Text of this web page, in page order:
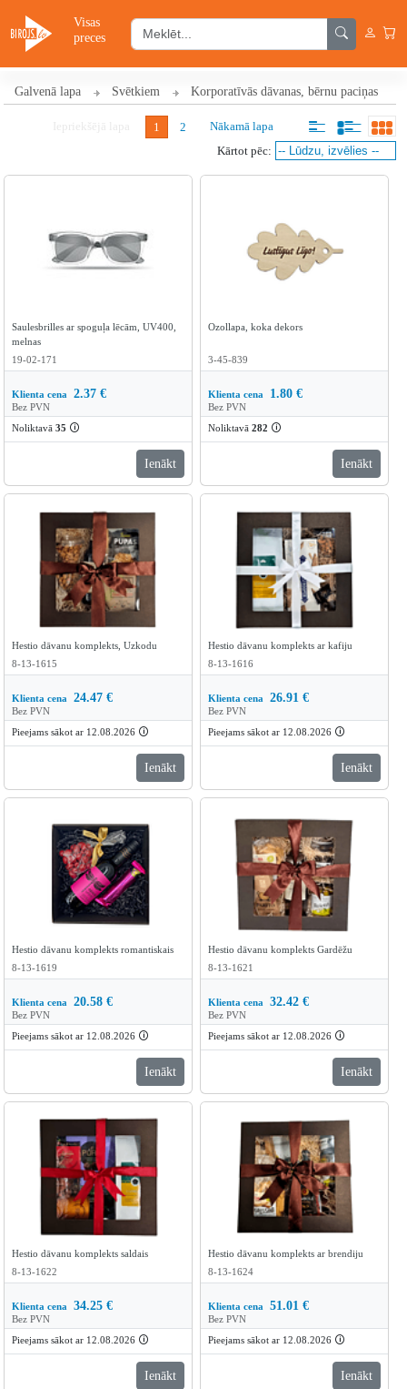
Visas
preces
Galvenā lapa Svētkiem Korporatīvās dāvanas, bērnu paciņas
1 2
Nākamā lapa
Kārtot pēc:
Saulesbrilles ar spoguļa lēcām, UV400,
melnas
19-02-171
Klienta cena 2.37 €
Bez PVN
Noliktavā 35 🛈
Ienākt
Ozollapa, koka dekors
3-45-839
Klienta cena 1.80 €
Bez PVN
Noliktavā 282 🛈
Ienākt
Hestio dāvanu komplekts, Uzkodu
8-13-1615
Klienta cena 24.47 €
Bez PVN
Pieejams sākot ar 12.08.2026 🛈
Ienākt
Hestio dāvanu komplekts ar kafiju
8-13-1616
Klienta cena 26.91 €
Bez PVN
Pieejams sākot ar 12.08.2026 🛈
Ienākt
Hestio dāvanu komplekts romantiskais
8-13-1619
Klienta cena 20.58 €
Bez PVN
Pieejams sākot ar 12.08.2026 🛈
Ienākt
Hestio dāvanu komplekts Gardēžu
8-13-1621
Klienta cena 32.42 €
Bez PVN
Pieejams sākot ar 12.08.2026 🛈
Ienākt
Hestio dāvanu komplekts saldais
8-13-1622
Klienta cena 34.25 €
Bez PVN
Pieejams sākot ar 12.08.2026 🛈
Ienākt
Hestio dāvanu komplekts ar brendiju
8-13-1624
Klienta cena 51.01 €
Bez PVN
Pieejams sākot ar 12.08.2026 🛈
Ienākt